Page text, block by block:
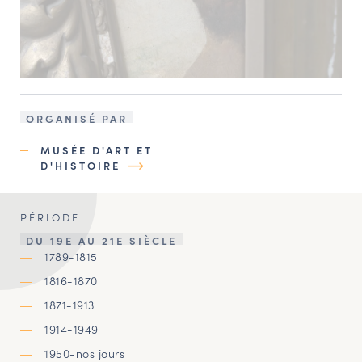
ORGANISÉ PAR
MUSÉE D'ART ET
D'HISTOIRE
PÉRIODE
DU 19E AU 21E SIÈCLE
1789-1815
1816-1870
1871-1913
1914-1949
1950-nos jours